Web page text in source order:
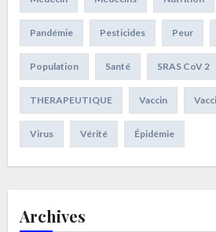
Pandémie Pesticides Peur
Population Santé SRAS CoV 2
THERAPEUTIQUE Vaccin
Virus Vérité Épidémie
Archives